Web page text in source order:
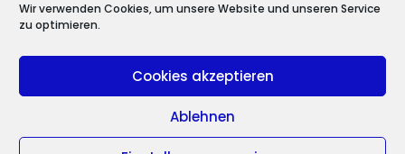
Wir verwenden Cookies, um unsere Website und unseren Service
zu optimieren.
Cookies akzeptieren
Ablehnen